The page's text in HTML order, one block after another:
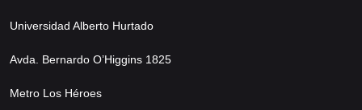
Universidad Alberto Hurtado
Avda. Bernardo O’Higgins 1825
Metro Los Héroes